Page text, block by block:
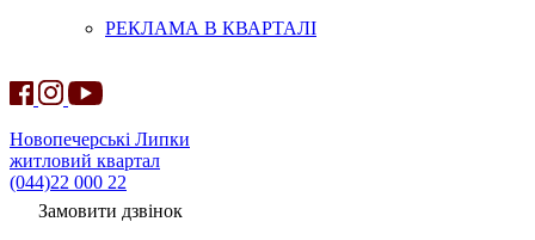
РЕКЛАМА В КВАРТАЛІ
Новопечерські Липки
житловий квартал
(044)22 000 22
Замовити дзвінок